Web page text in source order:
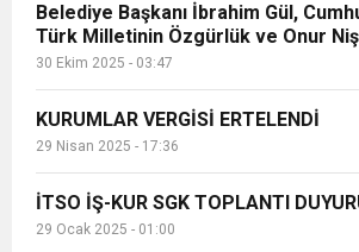
Belediye Başkanı İbrahim Gül,
Türk Milletinin Özgürlük ve Onur
30 Ekim 2025 - 03:47
KURUMLAR VERGİSİ ERTELENDİ
29 Nisan 2025 - 17:36
İTSO İŞ-KUR SGK TOPLANTI
29 Ocak 2025 - 01:00